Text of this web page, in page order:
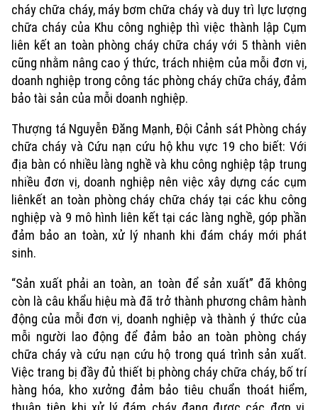
cháy chữa cháy, máy bơm chữa cháy và duy trì lực lượng
chữa cháy của Khu công nghiệp thì việc thành lập Cụm
liên kết an toàn phòng cháy chữa cháy với 5 thành viên
cũng nhằm nâng cao ý thức, trách nhiệm của mỗi đơn vị,
doanh nghiệp trong công tác phòng cháy chữa cháy, đảm
bảo tài sản của mỗi doanh nghiệp.
Thượng tá Nguyễn Đăng Mạnh, Đội Cảnh sát Phòng cháy
chữa cháy và Cứu nạn cứu hộ khu vực 19 cho biết: Với
địa bàn có nhiều làng nghề và khu công nghiệp tập trung
nhiều đơn vị, doanh nghiệp nên việc xây dựng các cụm
liênkết an toàn phòng cháy chữa cháy tại các khu công
nghiệp và 9 mô hình liên kết tại các làng nghề, góp phần
đảm bảo an toàn, xử lý nhanh khi đám cháy mới phát
sinh.
“Sản xuất phải an toàn, an toàn để sản xuất” đã không
còn là câu khẩu hiệu mà đã trở thành phương châm hành
động của mỗi đơn vị, doanh nghiệp và thành ý thức của
mỗi người lao động để đảm bảo an toàn phòng cháy
chữa cháy và cứu nạn cứu hộ trong quá trình sản xuất.
Việc trang bị đầy đủ thiết bị phòng cháy chữa cháy, bố trí
hàng hóa, kho xưởng đảm bảo tiêu chuẩn thoát hiểm,